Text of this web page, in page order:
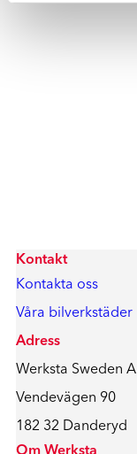
Kontakt
Kontakta oss
Våra bilverkstäder
Adress
Werksta Sweden
Vendevägen 90
182 32 Danderyd